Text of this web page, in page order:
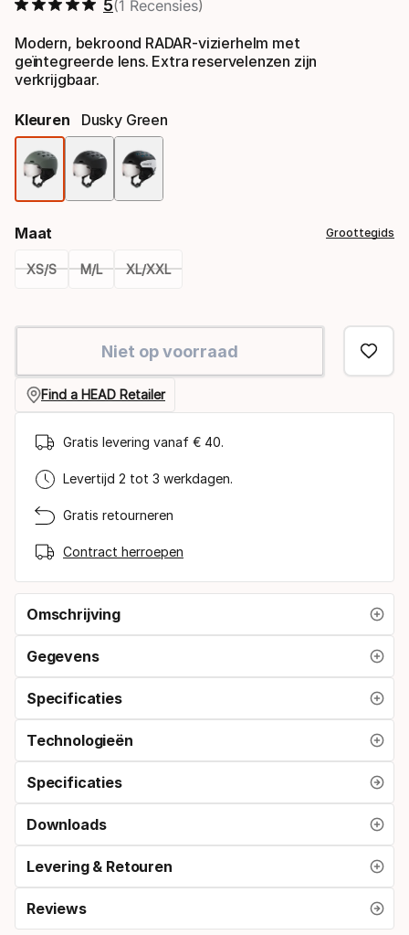
5 1 Recensies
Modern, bekroond RADAR-vizierhelm met
geïntegreerde lens. Extra reservelenzen zijn
verkrijgbaar.
Kleuren Dusky Green
Maat Groottegids
XS/S M/L XL/XXL
select
maat
Niet op voorraad
Find a HEAD Retailer
Gratis levering vanaf € 40.
Levertijd 2 tot 3 werkdagen.
Gratis retourneren
Contract herroepen
Omschrijving
Gegevens
Specificaties
Technologieën
Specificaties
Downloads
Levering & Retouren
Reviews